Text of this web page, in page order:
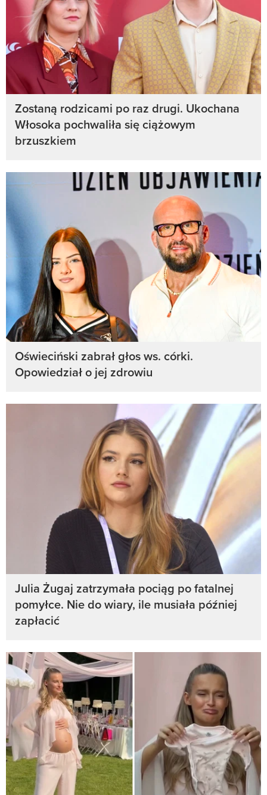
Zostaną rodzicami po raz drugi. Ukochana
Włosoka pochwaliła się ciążowym
brzuszkiem
Oświeciński zabrał głos ws. córki.
Opowiedział o jej zdrowiu
Julia Żugaj zatrzymała pociąg po fatalnej
pomyłce. Nie do wiary, ile musiała później
zapłacić